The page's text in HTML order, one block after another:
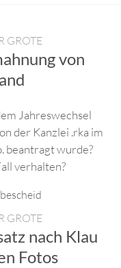
GROTE
von
Jahreswechsel
der Kanzlei .rka im
beantragt wurde?
verhalten?
GROTE
nach Klau
Fotos